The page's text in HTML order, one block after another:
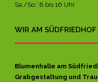
Sa./So.: 8 bis 16 Uhr
WIR AM SÜDFRIEDHOF
Blumenhalle am
Grabgestaltung und